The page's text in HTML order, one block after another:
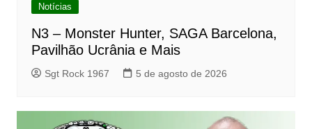
Notícias
N3 – Monster Hunter, SAGA Barcelona,
Pavilhão Ucrânia e Mais
Sgt Rock 1967 5 de agosto de 2026